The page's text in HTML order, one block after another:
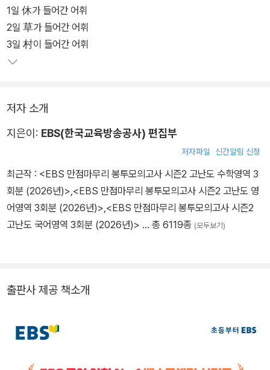
1일 休가 들어간 어휘
2일 草가 들어간 어휘
3일 村이 들어간 어휘
저자 소개
지은이: EBS(한국교육방송공사) 편집부
저자파일 신간알림 신청
최근작 : <EBS 만점마무리 봉투모의고사 시즌2 고난도 수학영역 3
회분 (2026년)>,<EBS 만점마무리 봉투모의고사 시즌2 고난도 영
어영역 3회분 (2026년)>,<EBS 만점마무리 봉투모의고사 시즌2
고난도 국어영역 3회분 (2026년)> … 총 6119종 (모두보기)
출판사 제공 책소개